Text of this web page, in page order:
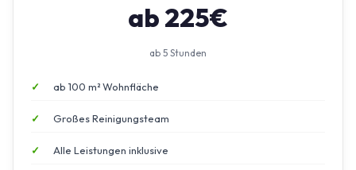
ab 225€
ab 5 Stunden
ab 100 m² Wohnfläche
Großes Reinigungsteam
Alle Leistungen inklusive